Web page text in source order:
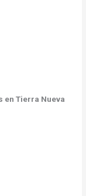
en Tierra Nueva